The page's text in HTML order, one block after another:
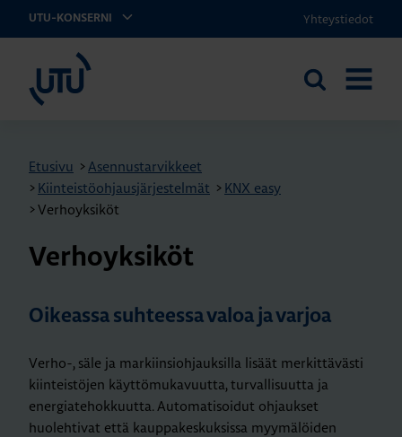
UTU-KONSERNI Yhteystiedot
Etsi
Etusivu >Asennustarvikkeet
> Kiinteistöohjausjärjestelmät > KNX easy
>Verhoyksiköt
Ver­ho­yk­si­köt
Oikeassa suhteessa valoa ja varjoa
Verho-, säle ja markiinsiohjauksilla lisäät merkittävästi
kiinteistöjen käyttömukavuutta, turvallisuutta ja
energiatehokkuutta. Automatisoidut ohjaukset
huolehtivat että kauppakeskuksissa myymälöiden